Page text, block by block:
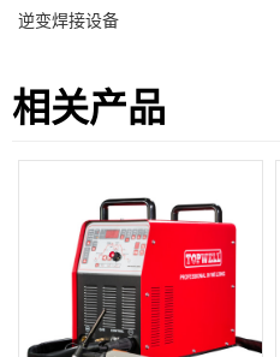
逆变焊接设备
相关产品